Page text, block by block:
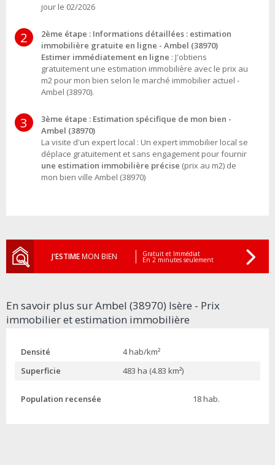
jour le 02/2026
2
2ème étape : Informations détaillées : estimation
immobilière gratuite en ligne - Ambel (38970)
Estimer immédiatement en ligne : J'obtiens
gratuitement une estimation immobilière avec le prix au
m2 pour mon bien selon le marché immobilier actuel -
Ambel (38970).
3
3ème étape : Estimation spécifique de mon bien -
Ambel (38970)
La visite d'un expert local : Un expert immobilier local se
déplace gratuitement et sans engagement pour fournir
une estimation immobilière précise (prix au m2) de
mon bien ville Ambel (38970)
J'ESTIMEMON BIEN Gratuit et Immédiat
En 2 minutes seulement
En savoir plus sur Ambel (38970) Isère - Prix
immobilier et estimation immobilière
Densité
4 hab/km²
Superficie
483 ha (4.83 km²)
Population recensée 18 hab.